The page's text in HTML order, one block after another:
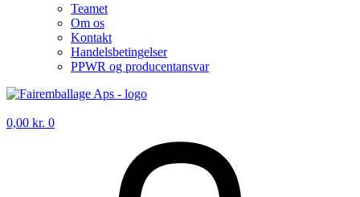
Teamet
Om os
Kontakt
Handelsbetingelser
PPWR og producentansvar
0,00 kr. 0